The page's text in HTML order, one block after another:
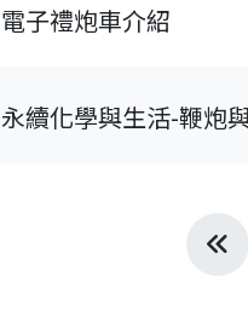
電子禮炮車介紹
永續化學與生活-鞭炮
第